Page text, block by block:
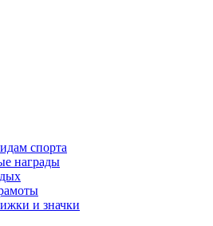
спорта
награды
и значки